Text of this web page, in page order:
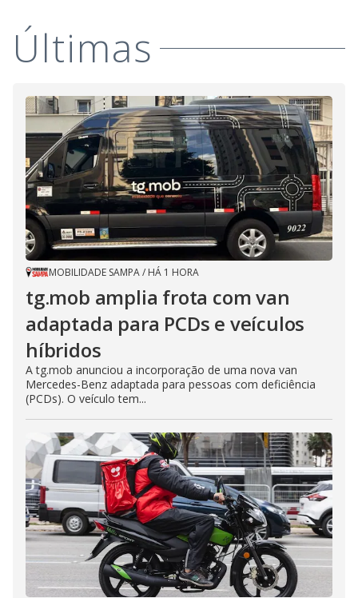
e
o
Últimas
MOBILIDADE SAMPA/ HÁ 1 HORA
tg.mob amplia frota com van
adaptada para PCDs e veículos
híbridos
A tg.mob anunciou a incorporação de uma nova van
Mercedes-Benz adaptada para pessoas com deficiência
(PCDs). O veículo tem...